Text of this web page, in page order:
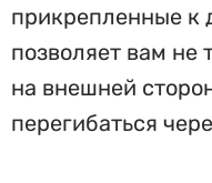
прикрепленные к
позволяет вам не
на внешней
перегибаться